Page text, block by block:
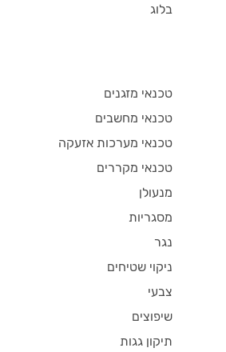
בלוג
טכנאי מזגנים
טכנאי מחשבים
טכנאי מערכות אזעקה
טכנאי מקררים
מנעולן
מסגריות
נגר
ניקוי שטיחים
צבעי
שיפוצים
תיקון גגות